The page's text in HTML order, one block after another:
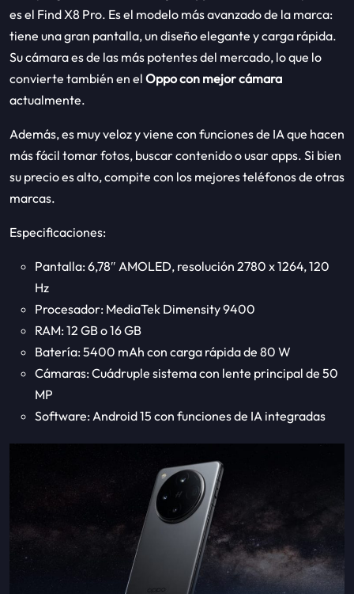
es el Find X8 Pro. Es el modelo más avanzado de la marca:
tiene una gran pantalla, un diseño elegante y carga rápida.
Su cámara es de las más potentes del mercado, lo que lo
convierte también en el Oppo con mejor cámara
actualmente.
Además, es muy veloz y viene con funciones de IA que hacen
más fácil tomar fotos, buscar contenido o usar apps. Si bien
su precio es alto, compite con los mejores teléfonos de otras
marcas.
Especificaciones:
Pantalla: 6,78″ AMOLED, resolución 2780 x 1264, 120
Hz
Procesador: MediaTek Dimensity 9400
RAM: 12 GB o 16 GB
Batería: 5400 mAh con carga rápida de 80 W
Cámaras: Cuádruple sistema con lente principal de 50
MP
Software: Android 15 con funciones de IA integradas